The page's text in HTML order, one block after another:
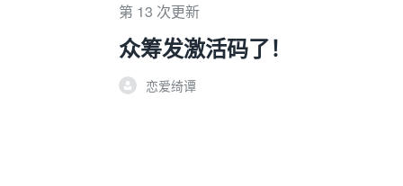
第 13 次更新
众筹发激活码了！
恋爱绮谭